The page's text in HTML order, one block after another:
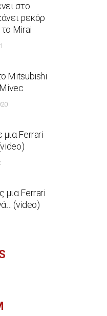
στο
ρεκόρ
Mirai
Mitsubishi
Ferrari
μια Ferrari
(video)